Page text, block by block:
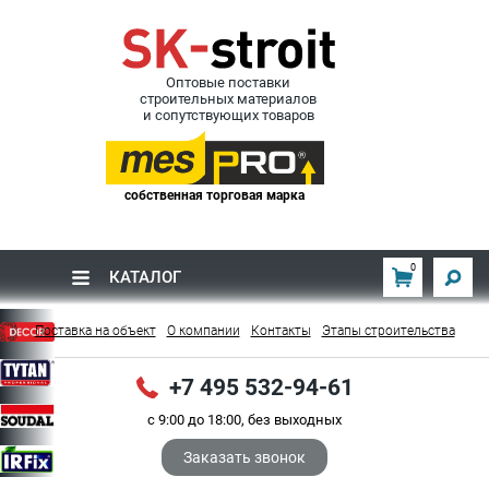
Оптовые поставки
строительных материалов
и сопутствующих товаров
собственная торговая марка
КАТАЛОГ 0
Поставка на объект О компании Контакты Этапы строительства
+7 495 532-94-61
с 9:00 до 18:00, без выходных
Заказать звонок